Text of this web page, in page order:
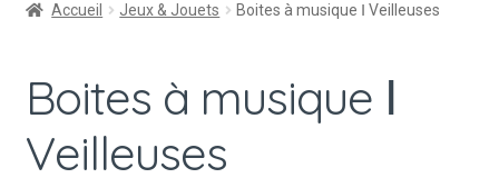
Kdo à – de 10€
Accueil Jeux & Jouets Boites à musique Ⅰ Veilleuses
Boites à musique Ⅰ
Veilleuses